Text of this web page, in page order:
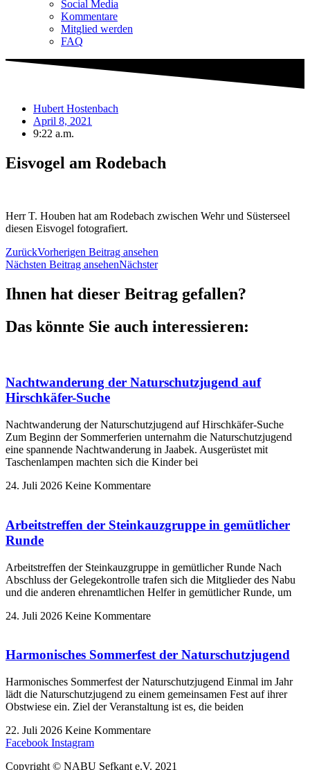
Social Media
Kommentare
Mitglied werden
FAQ
Hubert Hostenbach
April 8, 2021
9:22 a.m.
Eisvogel am Rodebach
Herr T. Houben hat am Rodebach zwischen Wehr und Süsterseel
diesen Eisvogel fotografiert.
ZurückVorherigen Beitrag ansehen
Nächsten Beitrag ansehenNächster
Ihnen hat dieser Beitrag gefallen?
Das könnte Sie auch interessieren:
Nachtwanderung der Naturschutzjugend auf
Hirschkäfer-Suche
Nachtwanderung der Naturschutzjugend auf Hirschkäfer-Suche
Zum Beginn der Sommerferien unternahm die Naturschutzjugend
eine spannende Nachtwanderung in Jaabek. Ausgerüstet mit
Taschenlampen machten sich die Kinder bei
24. Juli 2026 Keine Kommentare
Arbeitstreffen der Steinkauzgruppe in gemütlicher
Runde
Arbeitstreffen der Steinkauzgruppe in gemütlicher Runde Nach
Abschluss der Gelegekontrolle trafen sich die Mitglieder des Nabu
und die anderen ehrenamtlichen Helfer in gemütlicher Runde, um
24. Juli 2026 Keine Kommentare
Harmonisches Sommerfest der Naturschutzjugend
Harmonisches Sommerfest der Naturschutzjugend Einmal im Jahr
lädt die Naturschutzjugend zu einem gemeinsamen Fest auf ihrer
Obstwiese ein. Ziel der Veranstaltung ist es, die beiden
22. Juli 2026 Keine Kommentare
Facebook Instagram
Copyright © NABU Sefkant e.V. 2021